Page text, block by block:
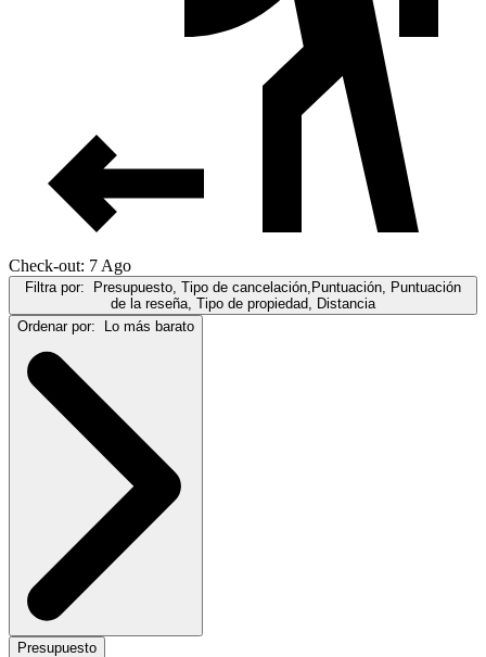
Check-out: 7 Ago
Filtra por:
Presupuesto, Tipo de cancelación,Puntuación, Puntuación
de la reseña, Tipo de propiedad, Distancia
Ordenar por:
Lo más barato
Presupuesto